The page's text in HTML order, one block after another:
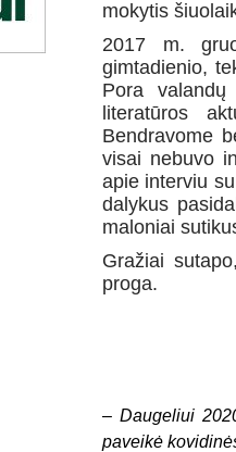
mokytis
2017 m.
gimtadienio,
Pora
literatūros
Bendravome
visai nebuvo
apie interviu
dalykus
maloniai
Gražiai
proga.
–Daugeliui
paveikė